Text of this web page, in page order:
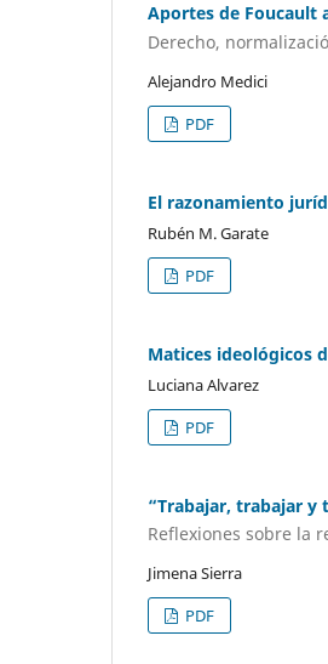
Aportes de Foucault
Derecho,
Alejandro Medici
PDF
El razonamiento
Rubén M. Garate
PDF
Matices ideológicos
Luciana Alvarez
PDF
“Trabajar, trabajar y
Reflexiones sobre la
Jimena Sierra
PDF